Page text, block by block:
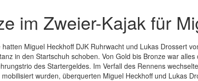
im Zweier-Kajak für
hatten Miguel Heckhoff DJK Ruhrwacht und Lukas Drossert
in den Startschuh schoben. Von Gold bis Bronze war
des Startergeldes. Im Verfall des Rennens
wurden, überquerten Miguel Heckhoff und Lukas